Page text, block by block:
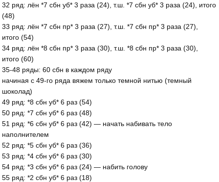
32 ряд: лён *7 сбн уб* 3 раза (24), т.ш. *7 сбн уб* 3 раза (24), итого
(48)
33 ряд: лён *7 сбн пр* 3 раза (27), т.ш. *7 сбн пр* 3 раза (27),
итого (54)
34 ряд: лён *8 сбн пр* 3 раза (30), т.ш. *8 сбн пр* 3 раза (30),
итого (60)
35-48 ряды: 60 сбн в каждом ряду
начиная с 49-го ряда вяжем только темной нитью (темный
шоколад)
49 ряд: *8 сбн уб* 6 раз (54)
50 ряд: *7 сбн уб* 6 раз (48)
51 ряд: *6 сбн уб* 6 раз (42) — начать набивать тело
наполнителем
52 ряд: *5 сбн уб* 6 раз (36)
53 ряд: *4 сбн уб* 6 раз (30)
54 ряд: *3 сбн уб* 6 раз (24) — набить голову
55 ряд: *2 сбн уб* 6 раз (18)